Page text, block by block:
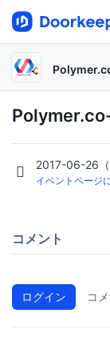
2017-06-26
イベントページ
コメント
ログイン コ